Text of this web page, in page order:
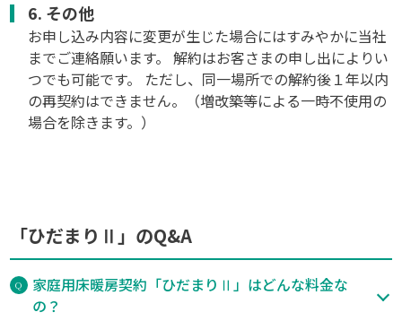
6. その他
お申し込み内容に変更が生じた場合にはすみやかに当社
までご連絡願います。 解約はお客さまの申し出によりい
つでも可能です。 ただし、同一場所での解約後１年以内
の再契約はできません。（増改築等による一時不使用の
場合を除きます。）
「ひだまりⅡ」のQ&A
家庭用床暖房契約「ひだまりⅡ」はどんな料金な
の？